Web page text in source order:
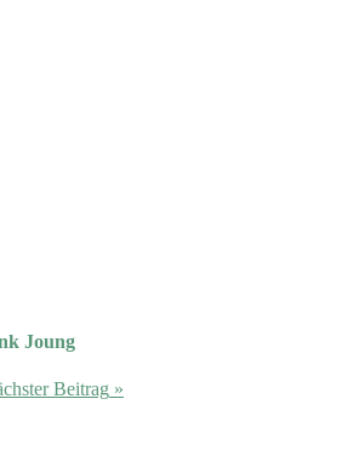
Joung
Beitrag »